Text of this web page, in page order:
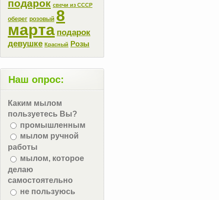
подарок свечи из СССР
оберег розовый 8
марта подарок
девушке Красный Розы
Наш опрос:
Каким мылом
пользуетесь Вы?
промышленным
мылом ручной
работы
мылом, которое
делаю
самостоятельно
не пользуюсь